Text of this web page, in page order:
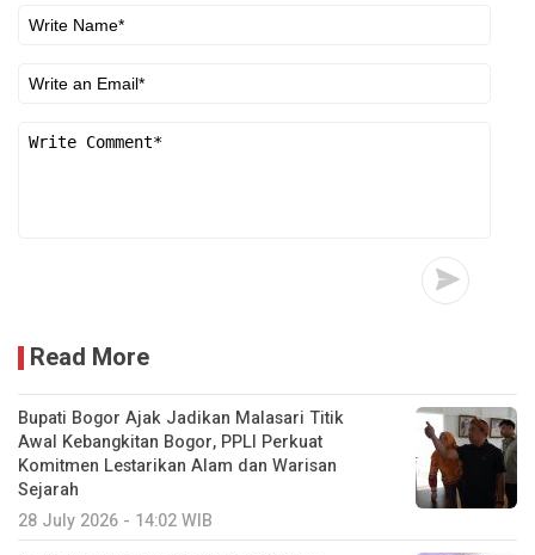
Read More
Bupati Bogor Ajak Jadikan Malasari Titik
Awal Kebangkitan Bogor, PPLI Perkuat
Komitmen Lestarikan Alam dan Warisan
Sejarah
28 July 2026 - 14:02 WIB